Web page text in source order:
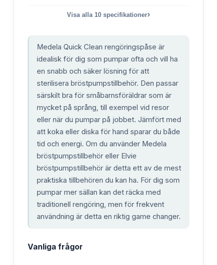
Visa alla 10 specifikationer›
Medela Quick Clean rengöringspåse är
idealisk för dig som pumpar ofta och vill ha
en snabb och säker lösning för att
sterilisera bröstpumpstillbehör. Den passar
särskilt bra för småbarnsföräldrar som är
mycket på språng, till exempel vid resor
eller när du pumpar på jobbet. Jämfört med
att koka eller diska för hand sparar du både
tid och energi. Om du använder Medela
bröstpumpstillbehör eller Elvie
bröstpumpstillbehör är detta ett av de mest
praktiska tillbehören du kan ha. För dig som
pumpar mer sällan kan det räcka med
traditionell rengöring, men för frekvent
användning är detta en riktig game changer.
Vanliga frågor